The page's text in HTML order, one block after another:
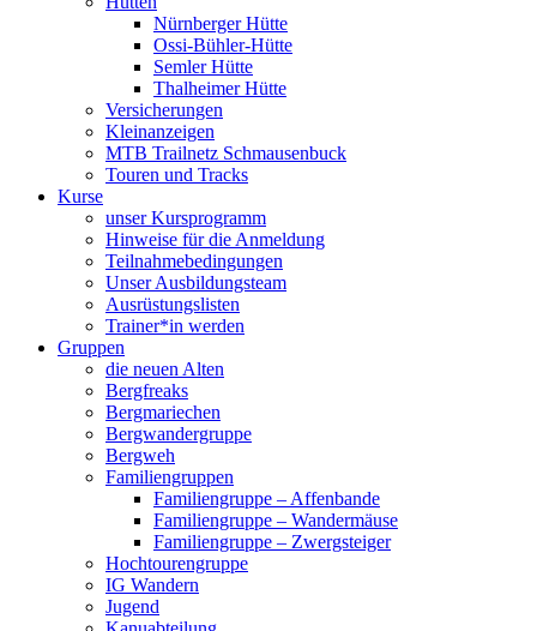
Nürnberger Hütte
Ossi-Bühler-Hütte
Semler Hütte
Thalheimer Hütte
Versicherungen
Kleinanzeigen
MTB Trailnetz Schmausenbuck
Touren und Tracks
Kurse
unser Kursprogramm
Hinweise für die Anmeldung
Teilnahmebedingungen
Unser Ausbildungsteam
Ausrüstungslisten
Trainer*in werden
Gruppen
die neuen Alten
Bergfreaks
Bergmariechen
Bergwandergruppe
Bergweh
Familiengruppen
Familiengruppe – Affenbande
Familiengruppe – Wandermäuse
Familiengruppe – Zwergsteiger
Hochtourengruppe
IG Wandern
Jugend